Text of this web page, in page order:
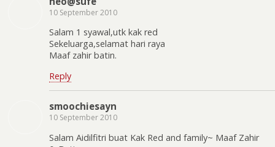
10 September 2010
Salam 1 syawal,utk kak red
Sekeluarga,selamat hari raya
Maaf zahir batin.
Reply
smoochiesayn
10 September 2010
Salam Aidilfitri buat Kak Red and family~ Maaf Zahir